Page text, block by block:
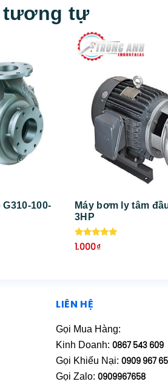
tương tự
100-
Máy bơm ly tâm
3HP
Được xếp
hạng
1.000₫
LIÊN HỆ
Gọi Mua Hàng:
Kinh Doanh: 0867 543 609
Gọi Khiếu Nại:0909 967
Gọi Zalo:0909967658